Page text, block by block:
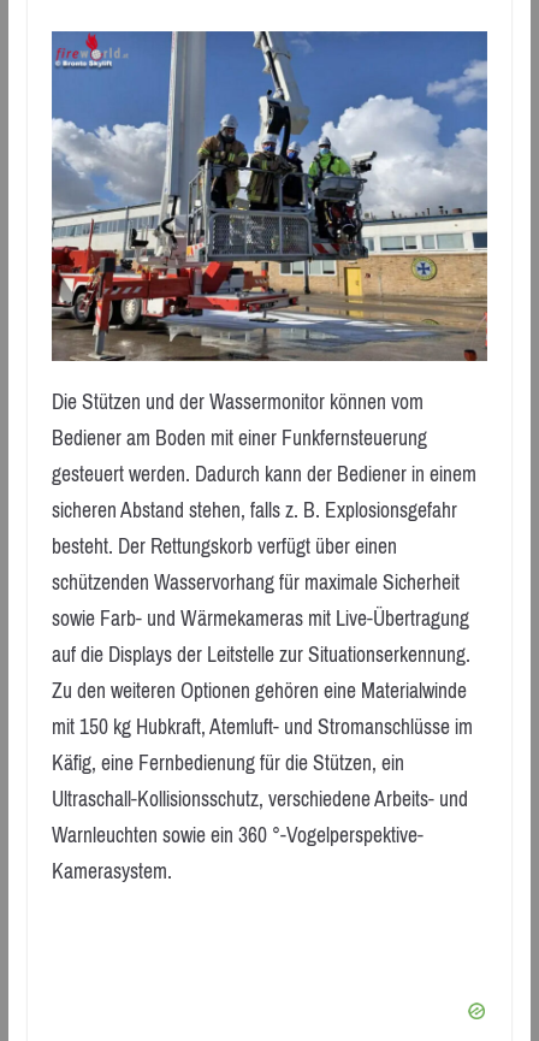
Die Stützen und der Wassermonitor können vom
Bediener am Boden mit einer Funkfernsteuerung
gesteuert werden. Dadurch kann der Bediener in einem
sicheren Abstand stehen, falls z. B. Explosionsgefahr
besteht. Der Rettungskorb verfügt über einen
schützenden Wasservorhang für maximale Sicherheit
sowie Farb- und Wärmekameras mit Live-Übertragung
auf die Displays der Leitstelle zur Situationserkennung.
Zu den weiteren Optionen gehören eine Materialwinde
mit 150 kg Hubkraft, Atemluft- und Stromanschlüsse im
Käfig, eine Fernbedienung für die Stützen, ein
Ultraschall-Kollisionsschutz, verschiedene Arbeits- und
Warnleuchten sowie ein 360 °-Vogelperspektive-
Kamerasystem.